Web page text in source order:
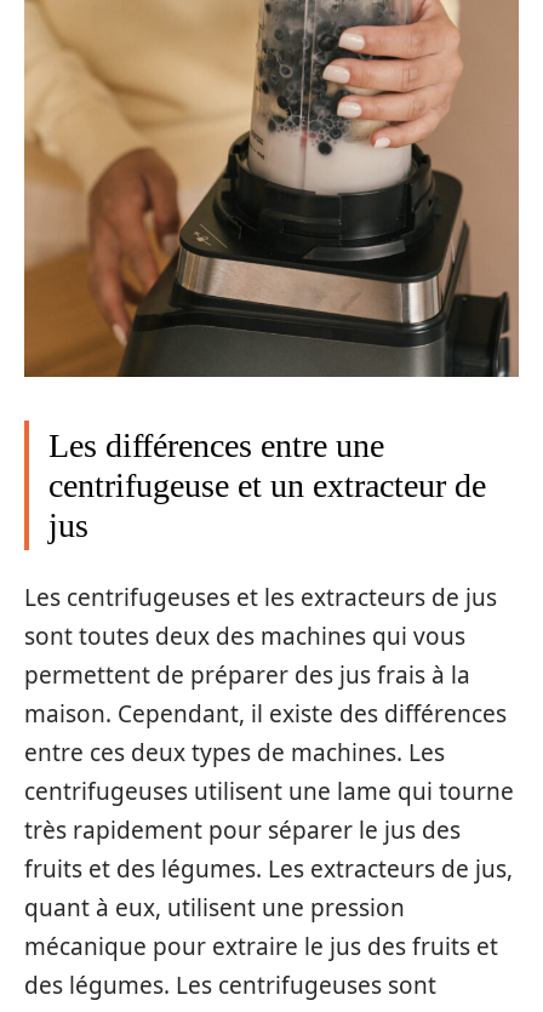
Les différences entre une
centrifugeuse et un extracteur de
jus
Les centrifugeuses et les extracteurs de jus
sont toutes deux des machines qui vous
permettent de préparer des jus frais à la
maison. Cependant, il existe des différences
entre ces deux types de machines. Les
centrifugeuses utilisent une lame qui tourne
très rapidement pour séparer le jus des
fruits et des légumes. Les extracteurs de jus,
quant à eux, utilisent une pression
mécanique pour extraire le jus des fruits et
des légumes. Les centrifugeuses sont